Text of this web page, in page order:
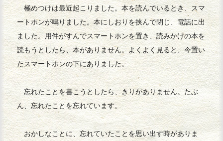
極めつけは最近起こりました。本を読んでいるとき、スマ
ートホンが鳴りました。本にしおりを挟んで閉じ、電話に出
ました。用件がすんでスマートホンを置き、読みかけの本を
読もうとしたら、本がありません。よくよく見ると、今置い
たスマートホンの下にありました。
忘れたことを書こうとしたら、きりがありません。たぶ
ん、忘れたことを忘れています。
おかしなことに、忘れていたことを思い出す時がありま